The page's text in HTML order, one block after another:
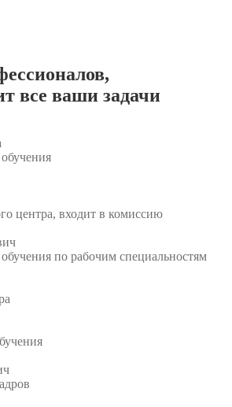
,
все ваши задачи
центра, входит в комиссию
по рабочим специальностям